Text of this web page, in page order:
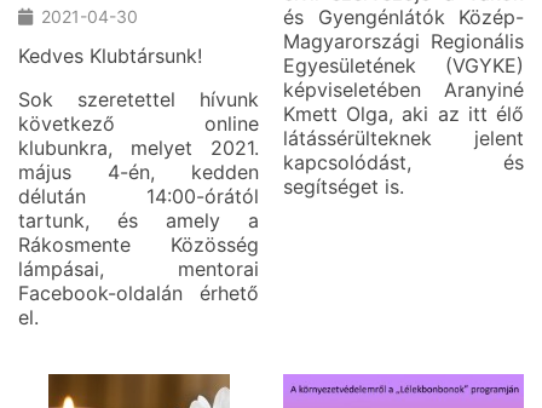
2021-04-30
Kedves Klubtársunk!
Sok szeretettel hívunk
következő online
klubunkra, melyet 2021.
május 4-én, kedden
délután 14:00-órától
tartunk, és amely a
Rákosmente Közösség
lámpásai, mentorai
Facebook-oldalán érhető
el.
és Gyengénlátók Közép-
Magyarországi Regionális
Egyesületének (VGYKE)
képviseletében Aranyiné
Kmett Olga, aki az itt élő
látássérülteknek jelent
kapcsolódást, és
segítséget is.